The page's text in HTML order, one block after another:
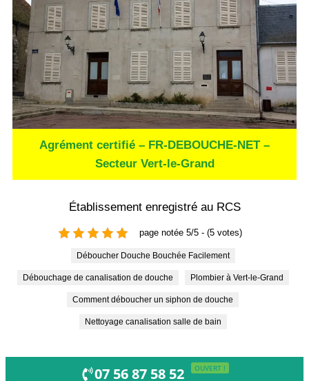
Agrément certifié – FR-DEBOUCHE-NET –
Secteur Vert-le-Grand
Établissement enregistré au RCS
page notée 5/5 - (5 votes)
Déboucher Douche Bouchée Facilement
Débouchage de canalisation de douche Plombier à Vert-le-Grand
Comment déboucher un siphon de douche
Nettoyage canalisation salle de bain
07 56 87 58 52 OUVERT !